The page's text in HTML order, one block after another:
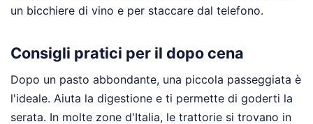
un bicchiere di vino e per staccare dal telefono.
Consigli pratici per il dopo cena
Dopo un pasto abbondante, una piccola passeggiata è
l'ideale. Aiuta la digestione e ti permette di goderti la
serata. In molte zone d'Italia, le trattorie si trovano in